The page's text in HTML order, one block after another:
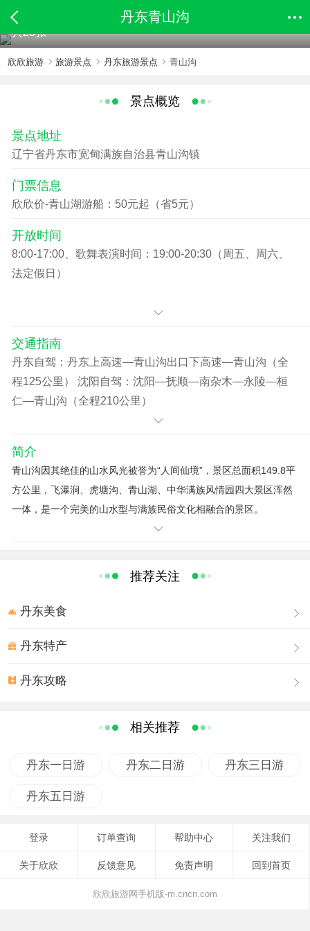
丹东青山沟
共23张
欣欣旅游 旅游景点 丹东旅游景点 青山沟
景点概览
景点地址
辽宁省丹东市宽甸满族自治县青山沟镇
门票信息
欣欣价-青山湖游船：50元起（省5元）
开放时间
8:00-17:00、歌舞表演时间：19:00-20:30（周五、周六、
法定假日）
交通指南
丹东自驾：丹东上高速—青山沟出口下高速—青山沟（全
程125公里） 沈阳自驾：沈阳—抚顺—南杂木—永陵—桓
仁—青山沟（全程210公里）
简介
青山沟因其绝佳的山水风光被誉为“人间仙境”，景区总面积149.8平
方公里，飞瀑涧、虎塘沟、青山湖、中华满族风情园四大景区浑然
一体，是一个完美的山水型与满族民俗文化相融合的景区。
虎塘沟林荫蔽日、溪流潺潺，被末代皇帝溥仪之弟溥杰称之为“虎塘
溪流从32米高的地质断层壁上飞泻而下，状如玉带银河，气势磅
礴、动人心魄。
推荐关注
丹东美食
丹东特产
丹东攻略
相关推荐
丹东一日游 丹东二日游 丹东三日游
丹东五日游
登录 订单查询 帮助中心 关注我们
关于欣欣 反馈意见 免责声明 回到首页
欣欣旅游网手机版-m.cncn.com